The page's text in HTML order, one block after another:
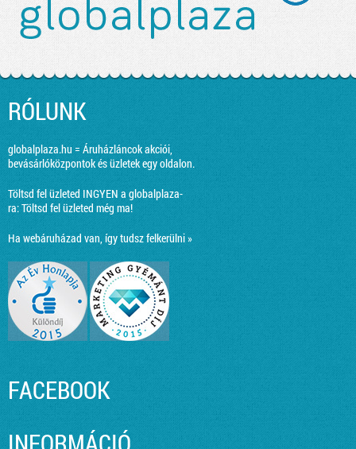
RÓLUNK
globalplaza.hu = Áruházláncok akciói,
bevásárlóközpontok és üzletek egy oldalon.
Töltsd fel üzleted INGYEN a globalplaza-
ra:Töltsd fel üzleted még ma!
Ha webáruházad van, így tudsz felkerülni »
FACEBOOK